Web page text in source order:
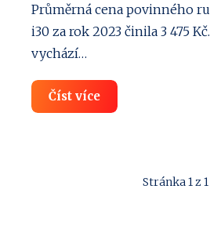
Průměrná cena povinného
i30 za rok 2023 činila 3 475
vychází…
Číst vícePovinné
ručení
Stránka 1 z 1